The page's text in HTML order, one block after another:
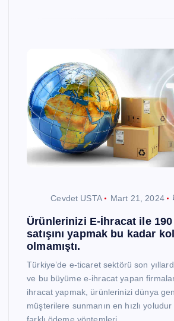
Cevdet USTA Mart 21, 2024
Ürünlerinizi E-İhracat ile
satışını yapmak bu kadar
olmamıştı.
Türkiye’de e-ticaret sektörü son
ve bu büyüme e-ihracat yapan
ihracat yapmak, ürünlerinizi dünya
müşterilere sunmanın en hızlı